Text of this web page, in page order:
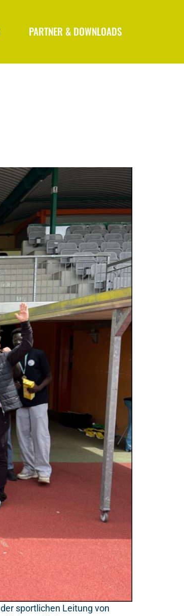
PARTNER & DOWNLOADS
sportlichen Leitung von